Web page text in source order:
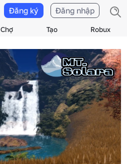
Chợ Tạo Robux
Đăng ký Đăng nhập